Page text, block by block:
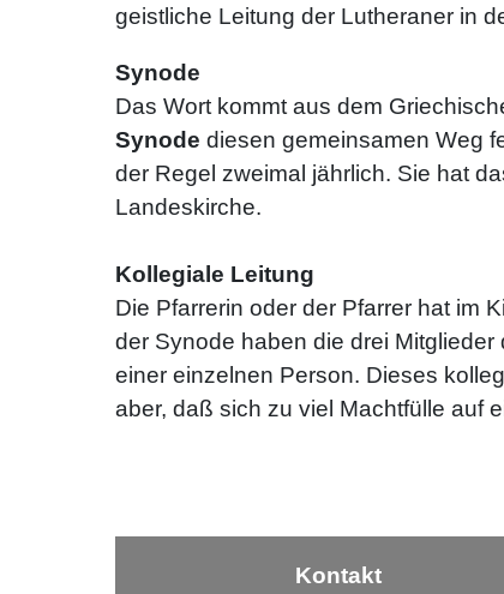
geistliche Leitung der Lutheraner in
Synode
Das Wort kommt aus dem
Synode diesen gemeinsamen Weg
der Regel zweimal jährlich. Sie hat
Landeskirche.
Kollegiale Leitung
Die Pfarrerin oder der Pfarrer hat im
der Synode haben die drei
einer einzelnen Person. Dieses
aber, daß sich zu viel Machtfülle auf
Kontakt